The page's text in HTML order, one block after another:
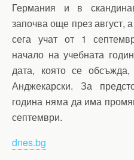
Германия и в
започва още през август,
сега учат от 1
начало на учебната
дата, която се
Анджекарски. За
година няма да има
септември.
dnes.bg